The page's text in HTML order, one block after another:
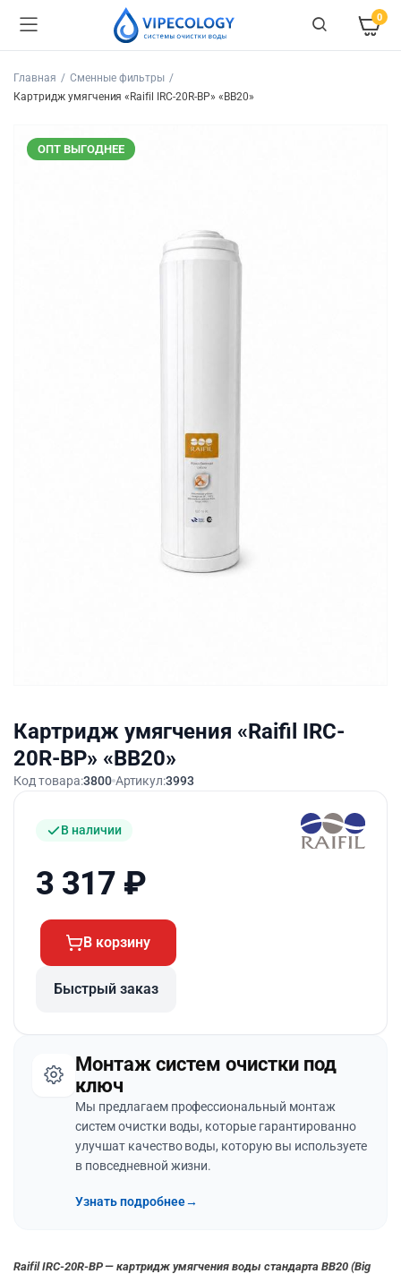
0
Главная
Сменные фильтры
Картридж умягчения «Raifil IRC-20R-BP» «BB20»
ОПТ ВЫГОДНЕЕ
Картридж умягчения «Raifil IRC-
20R-BP» «BB20»
Код товара:3800 Артикул:3993
В наличии
3 317 ₽
В корзину
Быстрый заказ
Монтаж систем очистки под
ключ
Мы предлагаем профессиональный монтаж
систем очистки воды, которые гарантированно
улучшат качество воды, которую вы используете
в повседневной жизни.
Узнать подробнее→
Raifil IRC-20R-BP — картридж умягчения воды стандарта BB20 (Big